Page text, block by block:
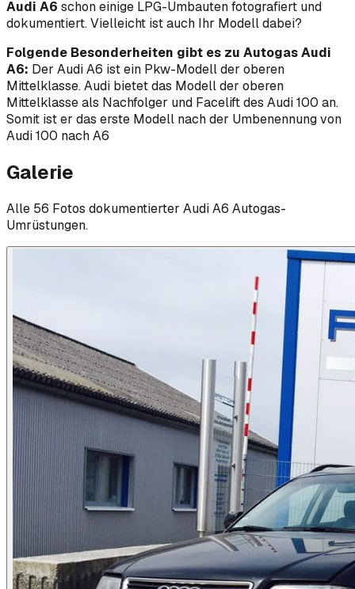
Audi A6 schon einige LPG-Umbauten fotografiert und
dokumentiert. Vielleicht ist auch Ihr Modell dabei?
Folgende Besonderheiten gibt es zu Autogas Audi
A6: Der Audi A6 ist ein Pkw-Modell der oberen
Mittelklasse. Audi bietet das Modell der oberen
Mittelklasse als Nachfolger und Facelift des Audi 100 an.
Somit ist er das erste Modell nach der Umbenennung von
Audi 100 nach A6
Galerie
Alle 56 Fotos dokumentierter AudiA6 Autogas-
Umrüstungen.